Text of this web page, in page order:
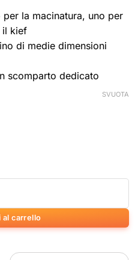
la macinatura, uno per
il kief
di medie dimensioni
scomparto dedicato
SVUOTA
al carrello